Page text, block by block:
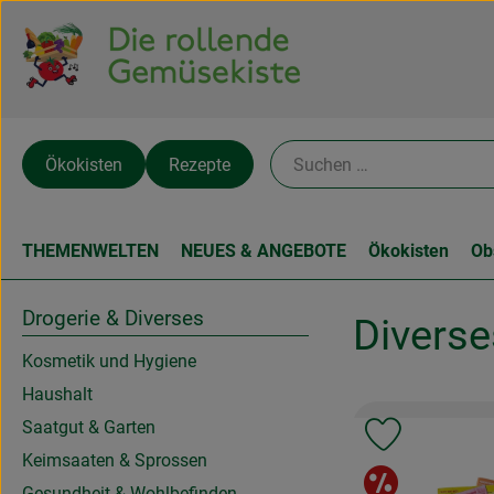
Ökokisten Rezepte
THEMENWELTEN NEUES & ANGEBOTE Ökokisten
Drogerie & Diverses
Kosmetik und Hygiene
Haushalt
Saatgut & Garten
Keimsaaten & Sprossen
Produkt